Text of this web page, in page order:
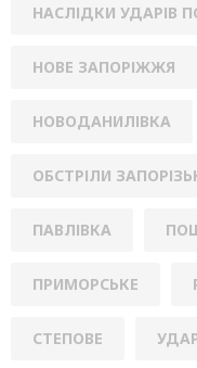
НАСЛІДКИ УДАРІВ
НОВЕ ЗАПОРІЖЖЯ
НОВОДАНИЛІВКА
ОБСТРІЛИ
ПАВЛІВКА
ПРИМОРСЬКЕ
СТЕПОВЕ